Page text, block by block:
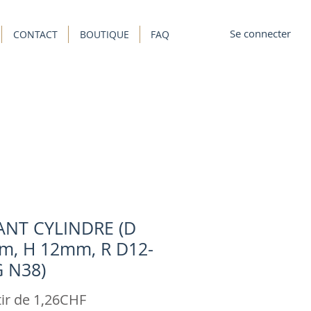
CONTACT BOUTIQUE FAQ Se connecter
CYLINDRE (D
H 12mm, R D12-
N38)
de 1,26CHFPrix